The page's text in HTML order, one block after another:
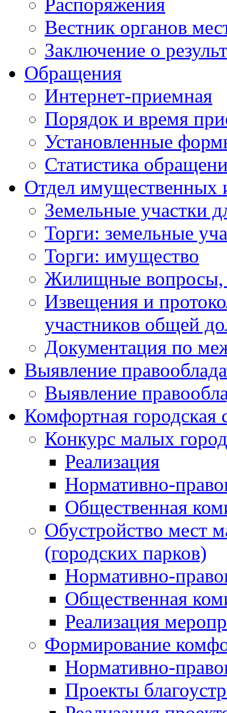
Вестник органов
Заключение о
Обращения
Интернет-приемная
Порядок и время
Установленные
Статистика
Отдел имущественных
Земельные участки
Торги: земельные
Торги: имущество
Жилищные вопросы,
Извещения и
участников общей
Документация по
Выявление
Выявление
Комфортная городская
Конкурс малых
Реализация
Нормативно-
Общественная
Обустройство мест
(городских парков)
Нормативно-
Общественная
Реализация
Формирование
Нормативно-
Проекты